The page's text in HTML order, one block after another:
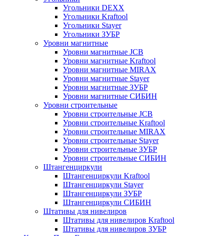
Угольники DEXX
Угольники Kraftool
Угольники Stayer
Угольники ЗУБР
Уровни магнитные
Уровни магнитные JCB
Уровни магнитные Kraftool
Уровни магнитные MIRAX
Уровни магнитные Stayer
Уровни магнитные ЗУБР
Уровни магнитные СИБИН
Уровни строительные
Уровни строительные JCB
Уровни строительные Kraftool
Уровни строительные MIRAX
Уровни строительные Stayer
Уровни строительные ЗУБР
Уровни строительные СИБИН
Штангенциркули
Штангенциркули Kraftool
Штангенциркули Stayer
Штангенциркули ЗУБР
Штангенциркули СИБИН
Штативы для нивелиров
Штативы для нивелиров Kraftool
Штативы для нивелиров ЗУБР